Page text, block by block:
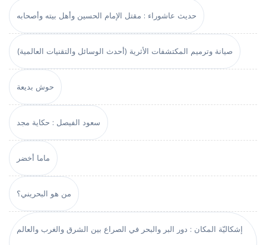
حديث عاشوراء : مقتل الإمام الحسين وأهل بيته وأصحابه
صيانة وترميم المكتشفات الأثرية (أحدث الوسائل والتقنيات العالمية)
حوش بديعة
سعود الفيصل : حكاية مجد
ماما أخضر
من هو البحريني؟
إشكاليّة المكان : دور البر والبحر في الصراع بين الشرق والغرب والعالم